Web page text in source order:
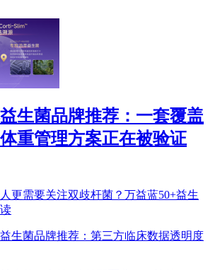
生菌品牌推荐：一套覆盖
重管理方案正在被验证
更需要关注双歧杆菌？万益蓝50+益生
生菌品牌推荐：第三方临床数据透明度